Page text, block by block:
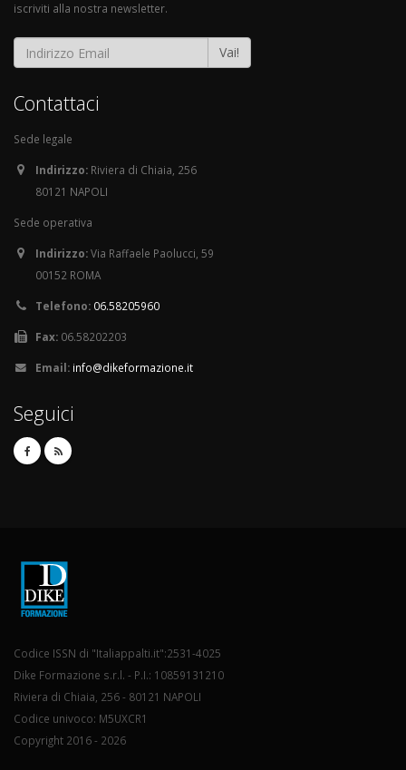
iscriviti alla nostra newsletter.
Vai!
Contattaci
Sede legale
Indirizzo: Riviera di Chiaia, 256
80121 NAPOLI
Sede operativa
Indirizzo:Via Raffaele Paolucci, 59
00152 ROMA
Telefono: 06.58205960
Fax: 06.58202203
Email: info@dikeformazione.it
Seguici
Codice ISSN di "Italiappalti.it":2531-4025
Dike Formazione s.r.l. - P.I.: 10859131210
Riviera di Chiaia, 256 - 80121 NAPOLI
Codice univoco: M5UXCR1
Copyright 2016 - 2026